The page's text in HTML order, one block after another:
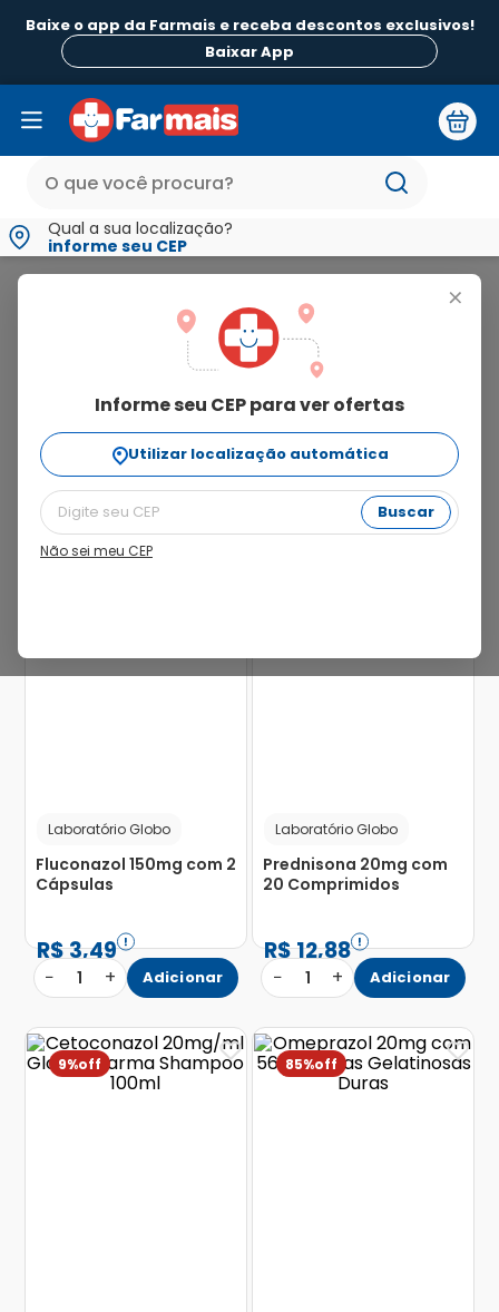
Baixe o app da Farmais e receba descontos exclusivos!
Baixar App
Qual a sua localização?
informe seu CEP
+
Informe seu CEP para ver ofertas
Utilizar localização automática
Buscar
Não sei meu CEP
laboratório
Ordenar Por
relevância
81%
Laboratório Globo
Fluconazol 150mg com 2
Cápsulas
R$3,49
− 1 + Adicionar
Laboratório Globo
Prednisona 20mg com
20 Comprimidos
R$12,88
− 1 + Adicionar
9% 85%